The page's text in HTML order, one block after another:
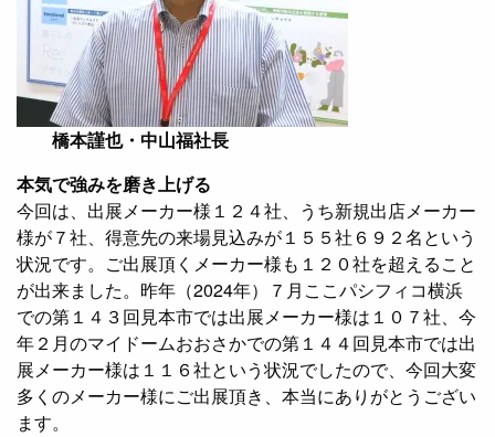
橋本謹也・中山福社長
本気で強みを磨き上げる
今回は、出展メーカー様１２４社、うち新規出店メーカー
様が７社、得意先の来場見込みが１５５社６９２名という
状況です。ご出展頂くメーカー様も１２０社を超えること
が出来ました。昨年（2024年）７月ここパシフィコ横浜
での第１４３回見本市では出展メーカー様は１０７社、今
年２月のマイドームおおさかでの第１４４回見本市では出
展メーカー様は１１６社という状況でしたので、今回大変
多くのメーカー様にご出展頂き、本当にありがとうござい
ます。